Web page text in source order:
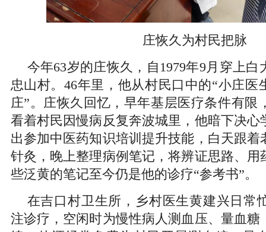
庄恢久为村民把脉
今年63岁的庄恢久，自1979年9月穿上
忠山村。46年里，他从村民口中的“小庄医
庄”。庄恢久回忆，早年基层医疗条件有限
看着村民因慢病反复奔波城里，他暗下决心
出参加中医药知识培训提升技能，白天跟着
针灸，晚上整理病例笔记，将辨证思路、用
些泛黄的笔记至今仍是他的诊疗“参考书”。
在吉口村卫生所，乡村医生黄建兴日常
注诊疗，空闲时为慢性病人测血压、量血糖